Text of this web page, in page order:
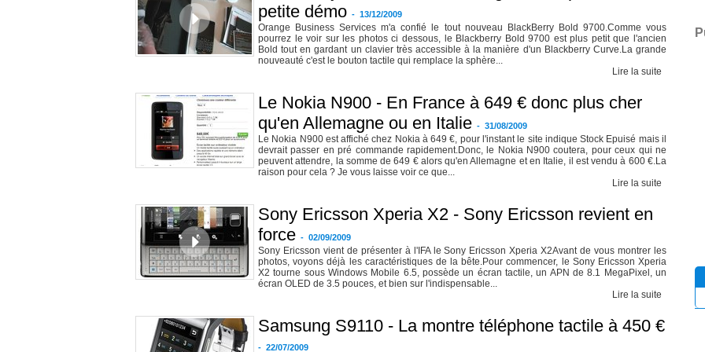
petite démo - 13/12/2009
Orange Business Services m'a confié le tout nouveau BlackBerry Bold 9700.Comme vous
pourrez le voir sur les photos ci dessous, le Blackberry Bold 9700 est plus petit que l'ancien
Bold tout en gardant un clavier très accessible à la manière d'un Blackberry Curve.La grande
nouveauté c'est le bouton tactile qui remplace la sphère...
Lire la suite
Le Nokia N900 - En France à 649 € donc plus cher
qu'en Allemagne ou en Italie - 31/08/2009
Le Nokia N900 est affiché chez Nokia à 649 €, pour l'instant le site indique Stock Epuisé mais il
devrait passer en pré commande rapidement.Donc, le Nokia N900 coutera, pour ceux qui ne
peuvent attendre, la somme de 649 € alors qu'en Allemagne et en Italie, il est vendu à 600 €.La
raison pour cela ? Je vous laisse voir ce que...
Lire la suite
Sony Ericsson Xperia X2 - Sony Ericsson revient en
force - 02/09/2009
Sony Ericsson vient de présenter à l'IFA le Sony Ericsson Xperia X2Avant de vous montrer les
photos, voyons déjà les caractéristiques de la bête.Pour commencer, le Sony Ericsson Xperia
X2 tourne sous Windows Mobile 6.5, possède un écran tactile, un APN de 8.1 MegaPixel, un
écran OLED de 3.5 pouces, et bien sur l'indispensable...
Lire la suite
Samsung S9110 - La montre téléphone tactile à 450 €
- 22/07/2009